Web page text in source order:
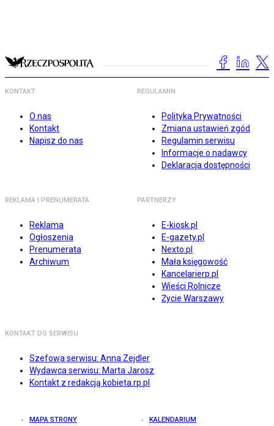
KONTAKT
O nas
Kontakt
Napisz do nas
REGULAMIN
Polityka Prywatności
Zmiana ustawień zgód
Regulamin serwisu
Informacje o nadawcy
Deklaracja dostępności
REKLAMA I PRENUMERATA
Reklama
Ogłoszenia
Prenumerata
Archiwum
PARTNERZY
E-kiosk.pl
E-gazety.pl
Nexto.pl
Mała księgowość
Kancelarierp.pl
Wieści Rolnicze
Życie Warszawy
KONTAKT DO SERWISU
Szefowa serwisu: Anna Zejdler
Wydawca serwisu: Marta Jarosz
Kontakt z redakcją kobieta.rp.pl
MAPA STRONY KALENDARIUM